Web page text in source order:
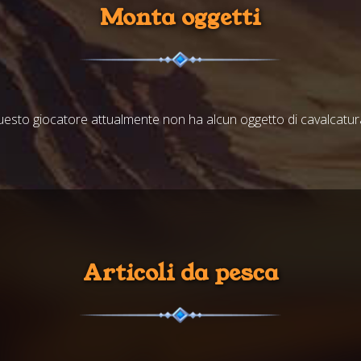
Monta oggetti
giocatore attualmente non ha alcun oggetto di
Articoli da pesca